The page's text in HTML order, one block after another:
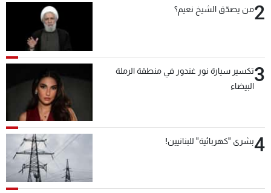
2من يصدّق الشيخ نعيم؟
3تكسير سيارة نور غندور في منطقة الرملة
البيضاء
4بشرى "كهربائية" للبنانيين!